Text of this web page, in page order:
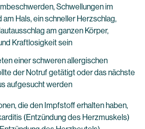
Schwellungen im
am Hals, ein schneller Herzschlag,
am ganzen Körper,
Kraftlosigkeit sein
einer schweren allergischen
der Notruf getätigt oder das nächste
aufgesucht werden
die den Impfstoff erhalten haben,
(Entzündung des Herzmuskels)